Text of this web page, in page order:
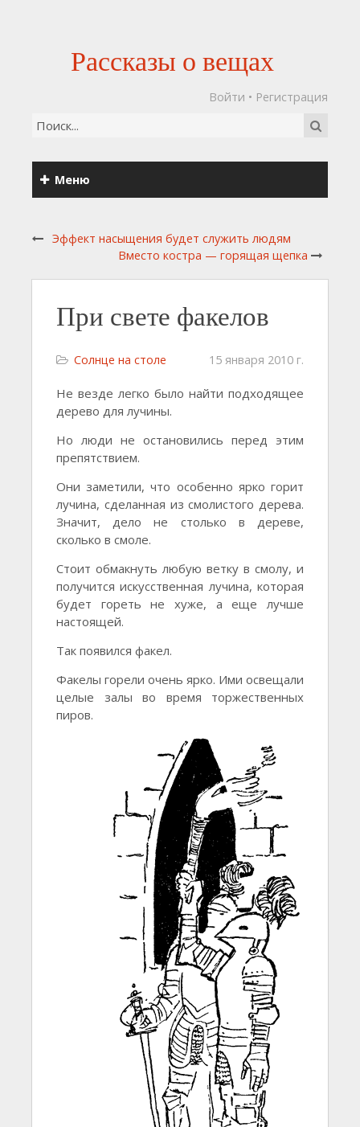
Рассказы о вещах
Войти • Регистрация
Меню
Эффект насыщения будет служить людям
Вместо костра — горящая щепка
При свете факелов
Солнце на столе 15 января 2010 г.
Не везде легко было найти подходящее
дерево для лучины.
Но люди не остановились перед этим
препятствием.
Они заметили, что особенно ярко горит
лучина, сделанная из смолистого дерева.
Значит, дело не столько в дереве,
сколько в смоле.
Стоит обмакнуть любую ветку в смолу, и
получится искусственная лучина, которая
будет гореть не хуже, а еще лучше
настоящей.
Так появился факел.
Факелы горели очень ярко. Ими освещали
целые залы во время торжественных
пиров.